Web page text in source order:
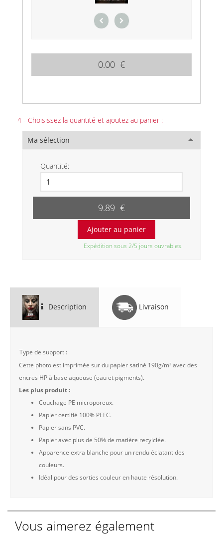
0.00 €
4 - Choisissez la quantité et ajoutez au panier :
Ma sélection
Quantité:
9.89 €
Expédition sous 2/5 jours ouvrables.
Description Livraison
Type de support :
Cette photo est imprimée sur du papier satiné 190g/m² avec des
encres HP à base aqueuse (eau et pigments).
Les plus produit :
Couchage PE microporeux.
Papier certifié 100% PEFC.
Papier sans PVC.
Papier avec plus de 50% de matière recylclée.
Apparence extra blanche pour un rendu éclatant des
couleurs.
Idéal pour des sorties couleur en haute résolution.
Vous aimerez également